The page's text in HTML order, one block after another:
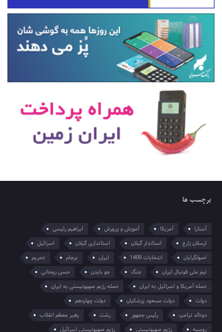
برچسب ها
آستارا آمریکا آموزش و پرورش
ابراهیم رئیسی
ارسلان زارع
استاندار گیلان استانداری گیلان
اسرائیل
اصولگرایان
انتخابات 1400 ایران برجام
تحریم
تیم ملی فوتبال ایران
جنگ جو بایدن
حسن روحانی
حمله آمریکا و اسرائیل به ایران
حمله رژیم صهیونیستی به ایران
دولت
دولت مسعود پزشکیان
دولت چهاردهم
دونالد ترامپ
رئیس جمهور رشت
رهبر معظم انقلاب
روسیه
رژیم صهیونیستی رژیم صهیونیستی اسرائیل